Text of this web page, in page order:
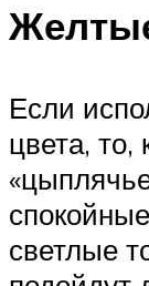
Если
цвета, то,
светлые